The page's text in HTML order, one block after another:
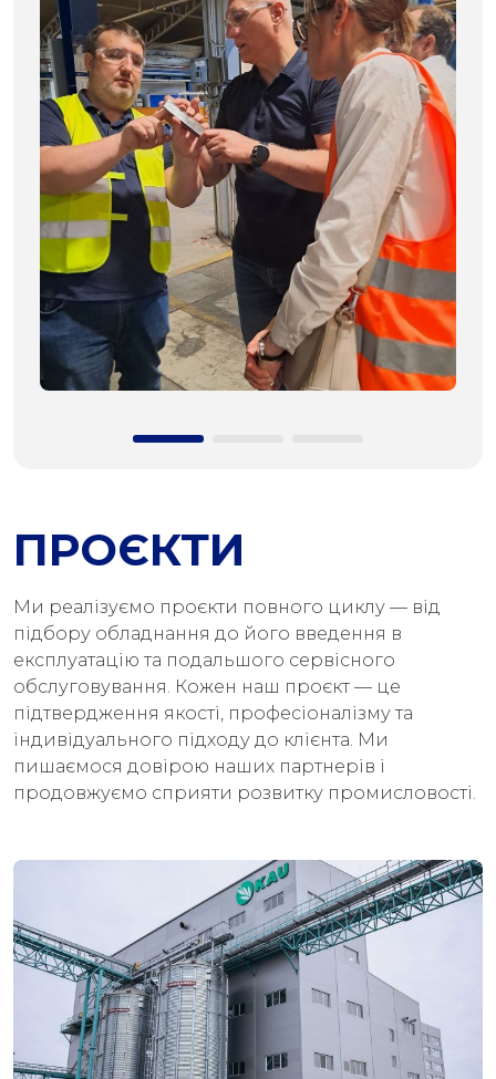
ПРОЄКТИ
Ми реалізуємо проєкти повного циклу — від
підбору обладнання до його введення в
експлуатацію та подальшого сервісного
обслуговування. Кожен наш проєкт — це
підтвердження якості, професіоналізму та
індивідуального підходу до клієнта. Ми
пишаємося довірою наших партнерів і
продовжуємо сприяти розвитку промисловості.